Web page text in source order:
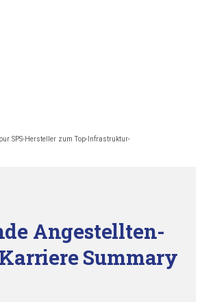
SPS-Hersteller zum Top-Infrastruktur-
Angestellten-
Summary